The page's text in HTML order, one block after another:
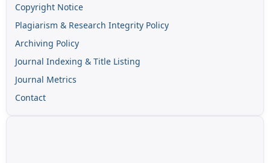
Copyright Notice
Plagiarism & Research Integrity Policy
Archiving Policy
Journal Indexing & Title Listing
Journal Metrics
Contact